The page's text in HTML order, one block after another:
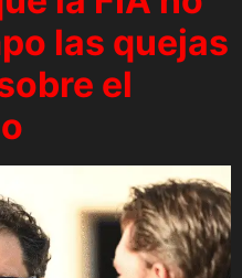
las quejas
el